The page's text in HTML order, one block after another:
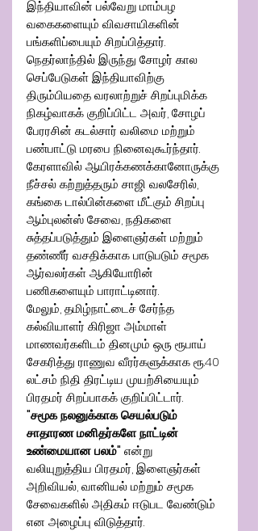
இந்தியாவின் பல்வேறு மாம்பழ
வகைகளையும் விவசாயிகளின்
பங்களிப்பையும் சிறப்பித்தார்.
நெதர்லாந்தில் இருந்து சோழர் கால
செப்பேடுகள் இந்தியாவிற்கு
திரும்பியதை வரலாற்றுச் சிறப்புமிக்க
நிகழ்வாகக் குறிப்பிட்ட அவர், சோழப்
பேரரசின் கடல்சார் வலிமை மற்றும்
பண்பாட்டு மரபை நினைவுகூர்ந்தார்.
கேரளாவில் ஆயிரக்கணக்கானோருக்கு
நீச்சல் கற்றுத்தரும் சாஜி வலசேரில்,
கங்கை டால்பின்களை மீட்கும் சிறப்பு
ஆம்புலன்ஸ் சேவை, நதிகளை
சுத்தப்படுத்தும் இளைஞர்கள் மற்றும்
தண்ணீர் வசதிக்காக பாடுபடும் சமூக
ஆர்வலர்கள் ஆகியோரின்
பணிகளையும் பாராட்டினார்.
மேலும், தமிழ்நாட்டைச் சேர்ந்த
கல்வியாளர் கிரிஜா அம்மாள்
மாணவர்களிடம் தினமும் ஒரு ரூபாய்
சேகரித்து ராணுவ வீரர்களுக்காக ரூ.40
லட்சம் நிதி திரட்டிய முயற்சியையும்
பிரதமர் சிறப்பாகக் குறிப்பிட்டார்.
"சமூக நலனுக்காக செயல்படும்
சாதாரண மனிதர்களே நாட்டின்
உண்மையான பலம்" என்று
வலியுறுத்திய பிரதமர், இளைஞர்கள்
அறிவியல், வானியல் மற்றும் சமூக
சேவைகளில் அதிகம் ஈடுபட வேண்டும்
என அழைப்பு விடுத்தார்.